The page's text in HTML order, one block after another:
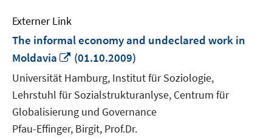
Externer Link
The informal economy and undeclared work in
Moldavia
In
neuem
Fenster
öffnen
(01.10.2009)
Universität Hamburg, Institut für Soziologie,
Lehrstuhl für Sozialstrukturanlyse, Centrum für
Globalisierung und Governance
Pfau-Effinger, Birgit, Prof.Dr.